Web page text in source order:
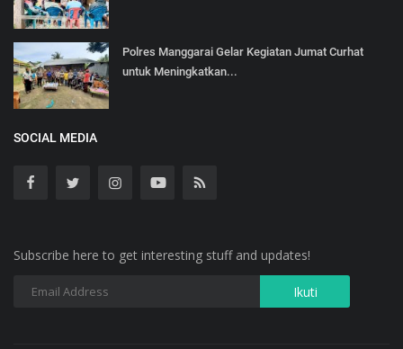
Polres Manggarai Gelar Kegiatan Jumat Curhat
untuk Meningkatkan...
SOCIAL MEDIA
Subscribe here to get interesting stuff and updates!